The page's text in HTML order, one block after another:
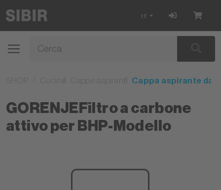
IT
Cappa aspirante da
GORENJEFiltro a carbone
attivo per BHP-Modello